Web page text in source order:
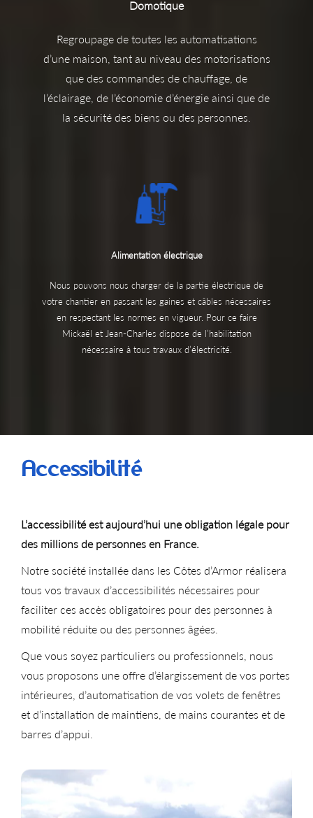
Domotique
Regroupage de toutes les automatisations
d’une maison, tant au niveau des motorisations
que des commandes de chauffage, de
l’éclairage, de l’économie d’énergie ainsi que de
la sécurité des biens ou des personnes.
Alimentation électrique
Nous pouvons nous charger de la partie électrique de
votre chantier en passant les gaines et câbles nécessaires
en respectant les normes en vigueur. Pour ce faire
Mickaël et Jean-Charles dispose de l’habilitation
nécessaire à tous travaux d’électricité.
Accessibilité
L’accessibilité est aujourd’hui une obligation légale pour
des millions de personnes en France.
Notre société installée dans les Côtes d’Armor réalisera
tous vos travaux d’accessibilités nécessaires pour
faciliter ces accès obligatoires pour des personnes à
mobilité réduite ou des personnes âgées.
Que vous soyez particuliers ou professionnels, nous
vous proposons une offre d’élargissement de vos portes
intérieures, d’automatisation de vos volets de fenêtres
et d’installation de maintiens, de mains courantes et de
barres d’appui.